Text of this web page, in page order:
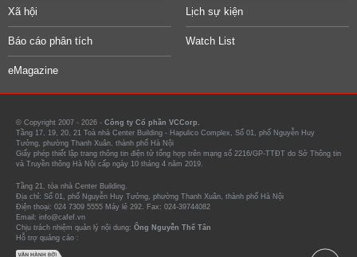
Xã hội Lịch sự kiện
Báo cáo phân tích Watch List
eMagazine
© Copyright 2007 - 2026 - Công ty Cổ phần VCCorp.
Tầng 17, 19, 20, 21 Toà nhà Center Building - Hapulico Complex, Số 01, phố Nguyễn Huy
Tưởng, phường Thanh Xuân, thành phố Hà Nội
Giấy phép thiết lập trang thông tin điện tử tổng hợp trên mạng số 2216/GP-TTĐT do Sở Thông tin
và Truyền thông Hà Nội cấp ngày 10 tháng 4 năm 2019.
Tầng 21, tòa nhà Center Building.
Địa chỉ: Số 01, phố Nguyễn Huy Tưởng, phường Thanh Xuân, thành phố Hà Nội
Điện thoại: 024 7309 5555 Máy lẻ 292. Fax: 024-39744082
Email: info@cafef.vn
Chịu trách nhiệm quản lý nội dung: Ông Nguyễn Thế Tân
Hỗ trợ quảng cáo :